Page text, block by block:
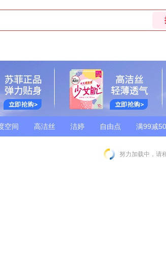
空间 高洁丝 洁婷 自由点 满99减50
努力加载中，请